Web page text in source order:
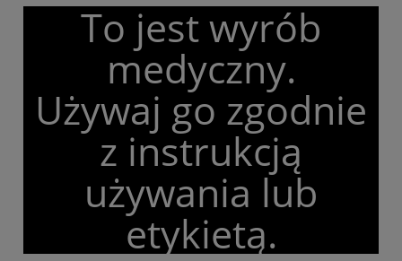
To jest wyrób
medyczny.
Używaj go zgodnie
z instrukcją
używania lub
etykietą.